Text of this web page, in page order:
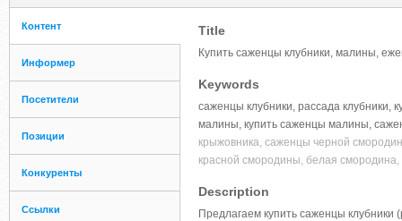
Контент
Информер
Посетители
Позиции
Конкуренты
Ссылки
Title
Купить саженцы клубники, малины,
Keywords
саженцы клубники, рассада клубники,
малины, купить саженцы малины,
крыжовника, саженцы черной
красной смородины, белая
Description
Предлагаем купить саженцы